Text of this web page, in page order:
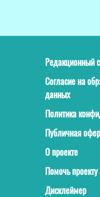
Редакционный
Согласие на
данных
Политика
Публичная
О проекте
Помочь проекту
Дисклеймер